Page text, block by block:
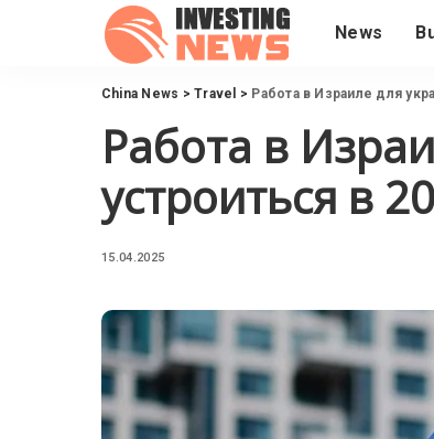
News
China News >Travel > Работа в Израиле для
Работа в
устроиться в
15.04.2025